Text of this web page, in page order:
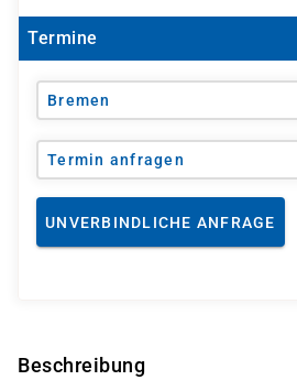
Termine
Bremen
Termin anfragen
UNVERBINDLICHE ANFRAGE
Beschreibung